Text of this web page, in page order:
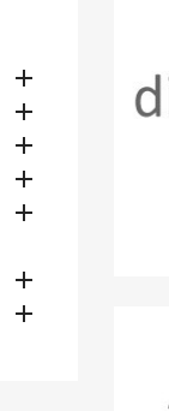






